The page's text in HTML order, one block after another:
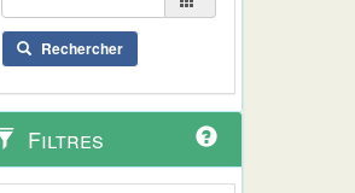
Rechercher
Filtres